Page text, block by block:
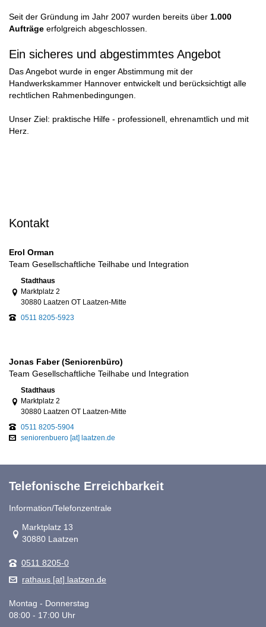
Seit der Gründung im Jahr 2007 wurden bereits über 1.000
Aufträge erfolgreich abgeschlossen.
Ein sicheres und abgestimmtes Angebot
Das Angebot wurde in enger Abstimmung mit der
Handwerkskammer Hannover entwickelt und berücksichtigt alle
rechtlichen Rahmenbedingungen.
Unser Ziel: praktische Hilfe - professionell, ehrenamtlich und mit
Herz.
Kontakt
Erol Orman
Team Gesellschaftliche Teilhabe und Integration
Link zur Google-Maps Navigation
Stadthaus
Marktplatz 2
30880 Laatzen OT Laatzen-Mitte
0511 8205-5923
Jonas Faber (Seniorenbüro)
Team Gesellschaftliche Teilhabe und Integration
Link zur Google-Maps Navigation
Stadthaus
Marktplatz 2
30880 Laatzen OT Laatzen-Mitte
0511 8205-5904
seniorenbuero [at] laatzen.de
Telefonische Erreichbarkeit
Information/Telefonzentrale
Link zur Google-Maps Navigation
Marktplatz 13
30880 Laatzen
0511 8205-0
rathaus [at] laatzen.de
Montag - Donnerstag
08:00 - 17:00 Uhr